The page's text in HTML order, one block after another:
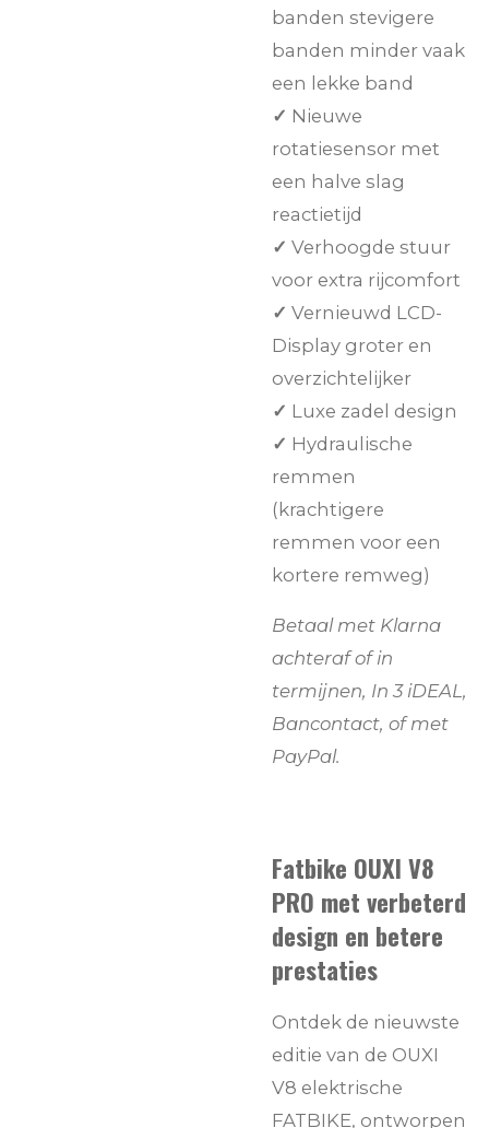
banden stevigere
banden minder vaak
een lekke band
✓ Nieuwe
rotatiesensor met
een halve slag
reactietijd
✓ Verhoogde stuur
voor extra rijcomfort
✓ Vernieuwd LCD-
Display groter en
overzichtelijker
✓ Luxe zadel design
✓ Hydraulische
remmen
(krachtigere
remmen voor een
kortere remweg)
Betaal met Klarna
achteraf of in
termijnen, In 3iDEAL,
Bancontact, of met
PayPal.
Fatbike OUXI V8
PRO met verbeterd
design en betere
prestaties
Ontdek de nieuwste
editie van de OUXI
V8 elektrische
FATBIKE, ontworpen